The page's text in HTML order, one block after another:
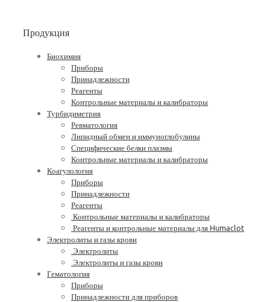
Продукция
Биохимия
Приборы
Принадлежности
Реагенты
Контрольные материалы и калибраторы
Турбидиметрия
Ревматология
Липидный обмен и иммуноглобулины
Специфические белки плазмы
Контрольные материалы и калибраторы
Коагулология
Приборы
Принадлежности
Реагенты
Контрольные материалы и калибраторы
Реагенты и контрольные материалы для Humaclot
Электролиты и газы крови
Электролиты
Электролиты и газы крови
Гематология
Приборы
Принадлежности для приборов